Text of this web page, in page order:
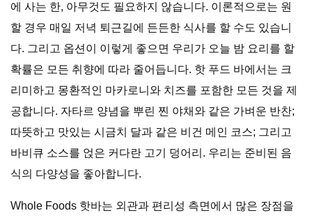
에 사는 한, 아무것도 필요하지 않습니다. 이론적으로는 원
할 경우 매일 저녁 퇴근길에 든든한 식사를 할 수도 있습니
다. 그리고 옵션이 이렇게 좋으면 우리가 오늘 밤 요리를 할
확률은 모든 취향에 따라 줄어듭니다. 핫 푸드 바에서는 크
리미하고 몽환적인 마카로니와 치즈를 포함한 모든 것을 제
공합니다. 자타르 양념을 뿌린 찐 야채와 같은 가벼운 반찬;
따뜻하고 맛있는 시금치 달과 같은 비건 메인 코스; 그리고
바비큐 소스를 얹은 커다란 고기 덩어리. 우리는 준비된 음
식의 다양성을 좋아합니다.
Whole Foods 핫바는 외관과 편리성 측면에서 많은 장점을